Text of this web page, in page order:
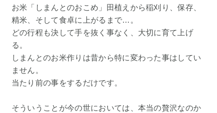
お米「しまんとのおこめ」田植えから稲刈り、保存、
精米、そして食卓に上がるまで…。
どの行程も決して手を抜く事なく、大切に育て上げ
る。
しまんとのお米作りは昔から特に変わった事はしてい
ません。
当たり前の事をするだけです。
そういうことが今の世においては、本当の贅沢なのか